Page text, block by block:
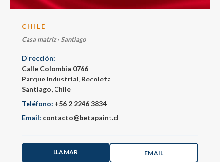
CHILE
Casa matriz · Santiago
Dirección:
Calle Colombia 0766
Parque Industrial, Recoleta
Santiago, Chile
Teléfono: +56 2 2246 3834
Email: contacto@betapaint.cl
LLAMAR EMAIL